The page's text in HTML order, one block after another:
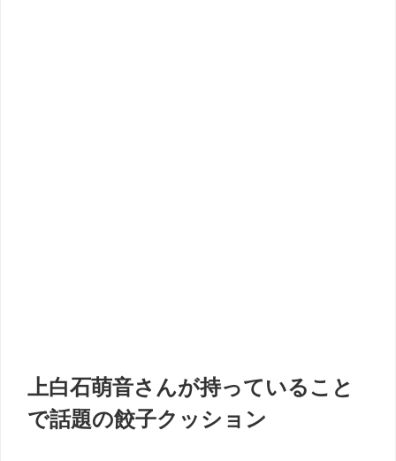
上白石萌音さんが持っていること
で話題の餃子クッション